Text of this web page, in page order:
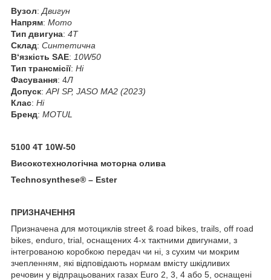
Вузол: Двигун
Напрям: Мото
Тип двигуна: 4T
Склад: Синтетична
В‘язкість SAE: 10W50
Тип трансмісії: Ні
Фасування: 4Л
Допуск: API SP, JASO MA2 (2023)
Клас: Ні
Бренд: MOTUL
5100 4T 10W-50
Високотехнологічна моторна олива
Technosynthese® – Ester
ПРИЗНАЧЕННЯ
Призначена для мотоциклів street & road bikes, trails, off road
bikes, enduro, trial, оснащених 4-х тактними двигунами, з
інтегрованою коробкою передач чи ні, з сухим чи мокрим
зчепленням, які відповідають нормам вмісту шкідливих
речовин у відпрацьованих газах Euro 2, 3, 4 або 5, оснащені